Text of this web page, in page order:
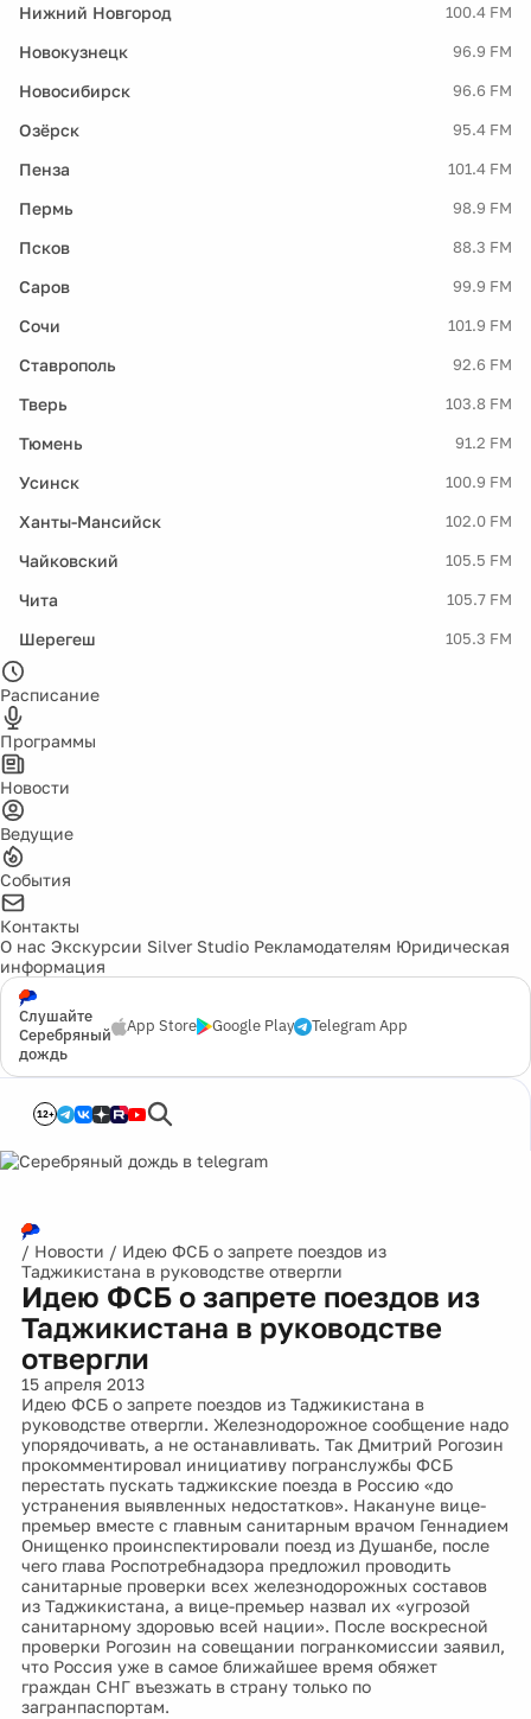
Нижний Новгород 100.4 FM
Новокузнецк 96.9 FM
Новосибирск 96.6 FM
Озёрск 95.4 FM
Пенза 101.4 FM
Пермь 98.9 FM
Псков 88.3 FM
Саров 99.9 FM
Сочи 101.9 FM
Ставрополь 92.6 FM
Тверь 103.8 FM
Тюмень 91.2 FM
Усинск 100.9 FM
Ханты-Мансийск 102.0 FM
Чайковский 105.5 FM
Чита 105.7 FM
Шерегеш 105.3 FM
Расписание
Программы
Новости
Ведущие
События
Контакты
О нас Экскурсии Silver Studio Рекламодателям Юридическая
информация
Слушайте
Серебряный
дождь
App Store Google Play Telegram App
12+
/ Новости / Идею ФСБ о запрете поездов из
Таджикистана в руководстве отвергли
Идею ФСБ о запрете поездов из
Таджикистана в руководстве
отвергли
15 апреля 2013
Идею ФСБ о запрете поездов из Таджикистана в
руководстве отвергли. Железнодорожное сообщение надо
упорядочивать, а не останавливать. Так Дмитрий Рогозин
прокомментировал инициативу погранслужбы ФСБ
перестать пускать таджикские поезда в Россию «до
устранения выявленных недостатков». Накануне вице-
премьер вместе с главным санитарным врачом Геннадием
Онищенко проинспектировали поезд из Душанбе, после
чего глава Роспотребнадзора предложил проводить
санитарные проверки всех железнодорожных составов
из Таджикистана, а вице-премьер назвал их «угрозой
санитарному здоровью всей нации». После воскресной
проверки Рогозин на совещании погранкомиссии заявил,
что Россия уже в самое ближайшее время обяжет
граждан СНГ въезжать в страну только по
загранпаспортам.